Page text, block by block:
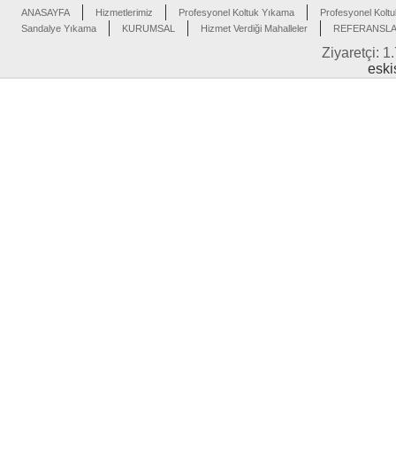
ANASAYFA Hizmetlerimiz Profesyonel Koltuk Yıkama
Profesyonel
Sandalye Yıkama
KURUMSAL Hizmet Verdiği Mahalleler
Ziyaretçi: